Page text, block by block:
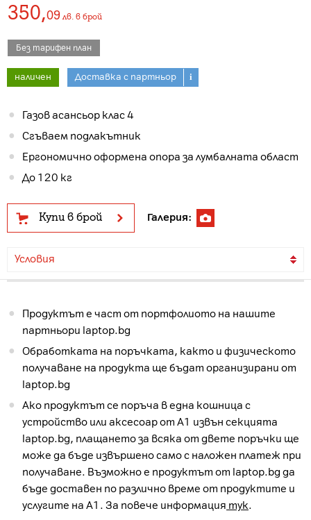
350,09 лв. в брой
Без тарифен план
наличен Доставка с партньор i
Газов асансьор клас 4
Сгъваем подлакътник
Ергономично оформена опора за лумбалната област
До 120 кг
Купи в брой Галерия:
Условия
Продуктът е част от портфолиото на нашите
партньори laptop.bg
Обработката на поръчката, както и физическото
получаване на продукта ще бъдат организирани от
laptop.bg
Ако продуктът се поръча в една кошница с
устройство или аксесоар от А1 извън секцията
laptop.bg, плащането за всяка от двете поръчки ще
може да бъде извършено само с наложен платеж при
получаване. Възможно е продуктът от laptop.bg да
бъде доставен по различно време от продуктите и
услугите на А1. За повече информация тук.